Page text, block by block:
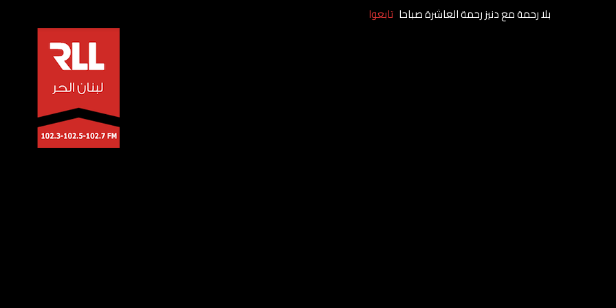
بلا رحمة مع دنيز رحمة العاشرة صباحا تابعوا